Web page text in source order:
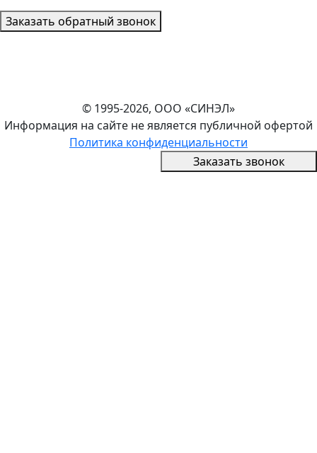
Заказать обратный звонок
© 1995-2026, ООО «СИНЭЛ»
Информация на сайте не является публичной офертой
Политика конфиденциальности
Заказать звонок